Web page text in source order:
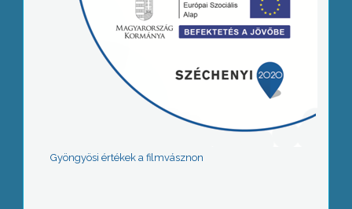
Gyöngyösi értékek a filmvásznon